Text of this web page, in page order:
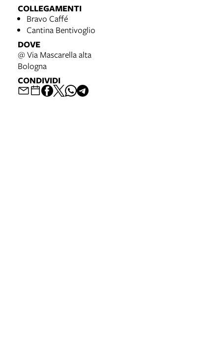
COLLEGAMENTI
Bravo Caffé
Cantina Bentivoglio
DOVE
@ Via Mascarella alta
Bologna
CONDIVIDI